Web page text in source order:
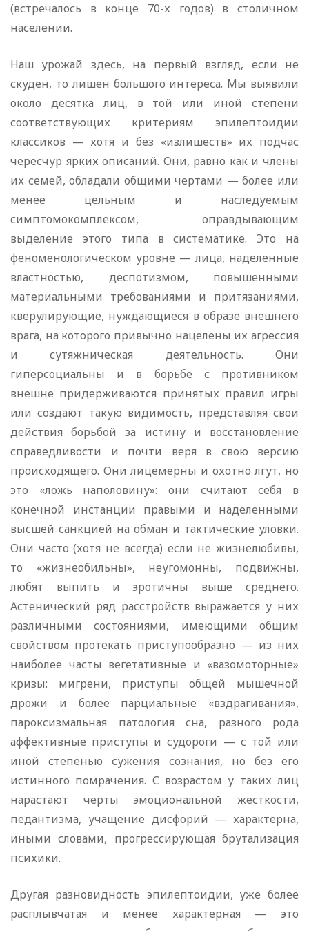
(встречалось в конце 70-х годов) в столичном
населении.
Наш урожай здесь, на первый взгляд, если не
скуден, то лишен большого интереса. Мы выявили
около десятка лиц, в той или иной степени
соответствующих критериям эпилептоидии
классиков — хотя и без «излишеств» их подчас
чересчур ярких описаний. Они, равно как и члены
их семей, обладали общими чертами — более или
менее цельным и наследуемым
симптомокомплексом, оправдывающим
выделение этого типа в систематике. Это на
феноменологическом уровне — лица, наделенные
властностью, деспотизмом, повышенными
материальными требованиями и притязаниями,
кверулирующие, нуждающиеся в образе внешнего
врага, на которого привычно нацелены их агрессия
и сутяжническая деятельность. Они
гиперсоциальны и в борьбе с противником
внешне придерживаются принятых правил игры
или создают такую видимость, представляя свои
действия борьбой за истину и восстановление
справедливости и почти веря в свою версию
происходящего. Они лицемерны и охотно лгут, но
это «ложь наполовину»: они считают себя в
конечной инстанции правыми и наделенными
высшей санкцией на обман и тактические уловки.
Они часто (хотя не всегда) если не жизнелюбивы,
то «жизнеобильны», неугомонны, подвижны,
любят выпить и эротичны выше среднего.
Астенический ряд расстройств выражается у них
различными состояниями, имеющими общим
свойством протекать приступообразно — из них
наиболее часты вегетативные и «вазомоторные»
кризы: мигрени, приступы общей мышечной
дрожи и более парциальные «вздрагивания»,
пароксизмальная патология сна, разного рода
аффективные приступы и судороги — с той или
иной степенью сужения сознания, но без его
истинного помрачения. С возрастом у таких лиц
нарастают черты эмоциональной жесткости,
педантизма, учащение дисфорий — характерна,
иными словами, прогрессирующая брутализация
психики.
Другая разновидность эпилептоидии, уже более
расплывчатая и менее характерная — это